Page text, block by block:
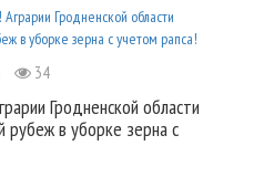
34
Гродненской области
рубеж в уборке зерна с